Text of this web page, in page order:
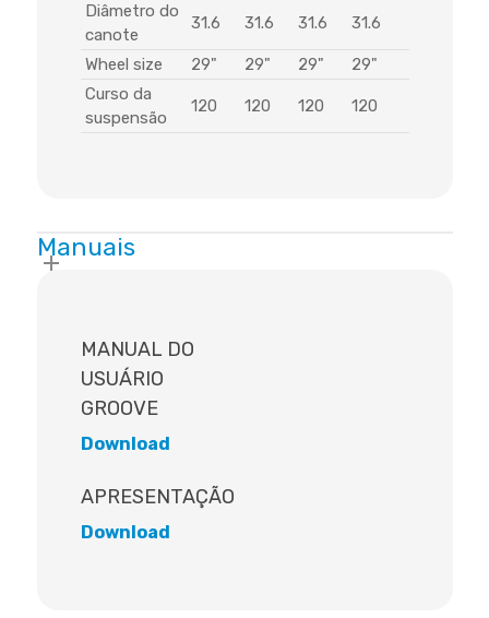
Diâmetro do
canote
31.6 31.6 31.6 31.6
Wheel size 29" 29" 29"
29"
Curso da
suspensão
120 120 120 120
Manuais
MANUAL DO
USUÁRIO
GROOVE
Download
APRESENTAÇÃO
Download